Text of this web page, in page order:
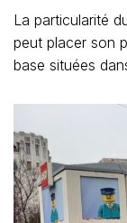
La particularité
peut placer son
base situées